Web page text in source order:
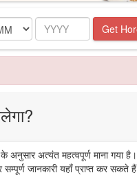
Year Get
के अनुसार अत्यंत महत्वपूर्ण माना
जानकारी यहाँ प्राप्त कर सकते